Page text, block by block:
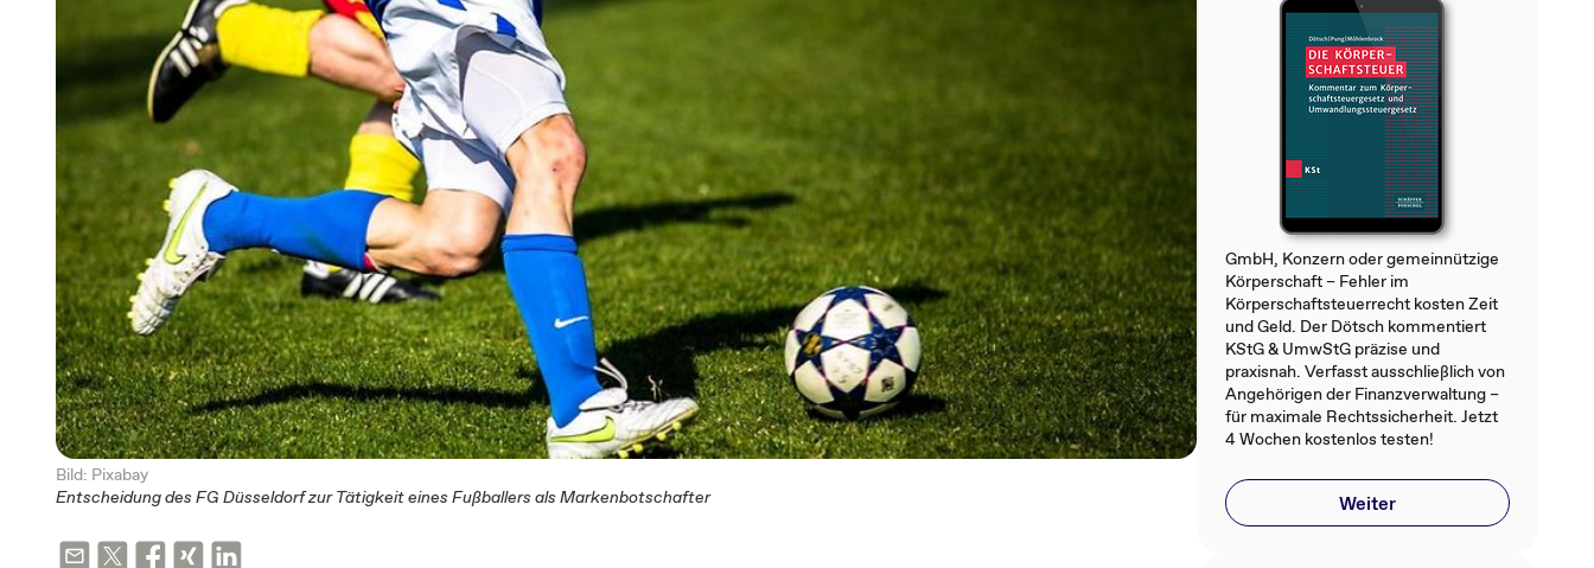
Bild: Pixabay
Entscheidung des FG Düsseldorf zur Tätigkeit eines Fußballers als Markenbotschafter
GmbH, Konzern oder gemeinnützige
Körperschaft – Fehler im
Körperschaftsteuerrecht kosten Zeit
und Geld. Der Dötsch kommentiert
KStG & UmwStG präzise und
praxisnah. Verfasst ausschließlich von
Angehörigen der Finanzverwaltung –
für maximale Rechtssicherheit. Jetzt
4 Wochen kostenlos testen!
Weiter